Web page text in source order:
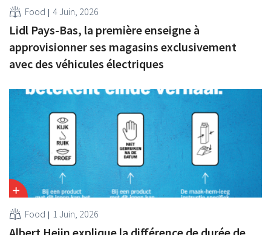
Food 4 Juin, 2026
Lidl Pays-Bas, la première enseigne à
approvisionner ses magasins exclusivement
avec des véhicules électriques
Food 1 Juin, 2026